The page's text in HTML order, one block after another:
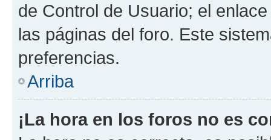
de Control de Usuario; el
las páginas del foro. Este
preferencias.
Arriba
¡La hora en los foros no es